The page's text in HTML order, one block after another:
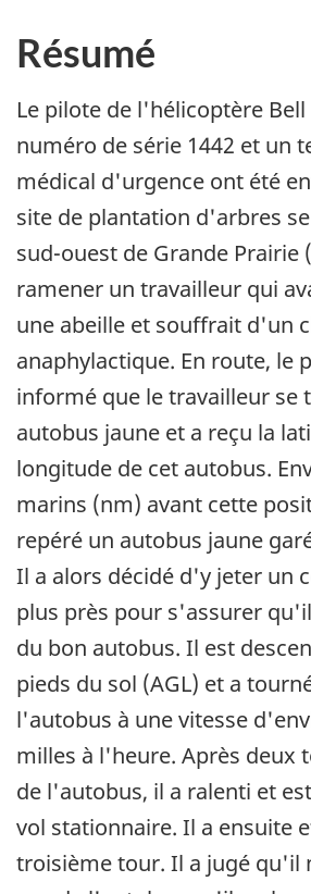
Résumé
Le pilote de l'hélicoptère
numéro de série 1442 et un
médical d'urgence ont été
site de plantation d'arbres
sud-ouest de Grande Prairie
ramener un travailleur qui
une abeille et souffrait d'un
anaphylactique. En route, le
informé que le travailleur se
autobus jaune et a reçu la
longitude de cet autobus.
marins (nm) avant cette
repéré un autobus jaune
Il a alors décidé d'y jeter un
plus près pour s'assurer
du bon autobus. Il est
pieds du sol (AGL) et a
l'autobus à une vitesse
milles à l'heure. Après deux
de l'autobus, il a ralenti et
vol stationnaire. Il a ensuite
troisième tour. Il a jugé qu'il